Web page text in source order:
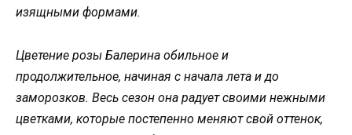
изящными формами.
Цветение розы Балерина обильное и
продолжительное, начиная с начала лета и до
заморозков. Весь сезон она радует своими нежными
цветками, которые постепенно меняют свой оттенок,